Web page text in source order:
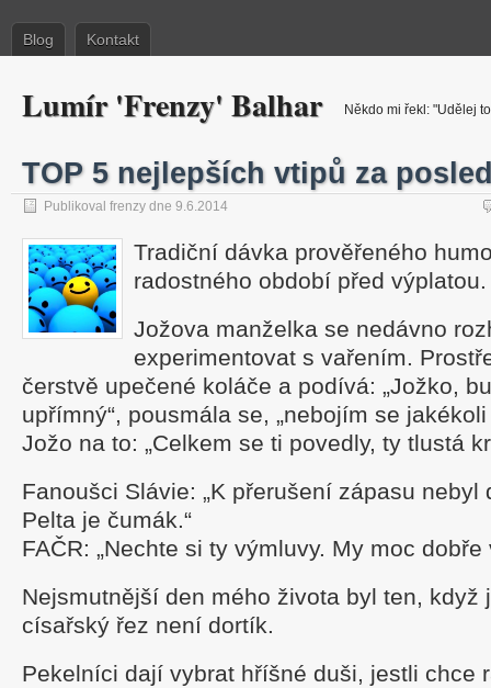
Blog Kontakt
Lumír 'Frenzy' Balhar Někdo mi řekl: "Udělej
TOP 5 nejlepších vtipů za
Publikoval frenzy dne 9.6.2014
Tradiční dávka prověřeného
radostného období před výplatou.
Jožova manželka se nedávno
experimentovat s vařením.
čerstvě upečené koláče a podívá: „Jožko,
upřímný“, pousmála se, „nebojím se jakékoli
Jožo na to: „Celkem se ti povedly, ty tlustá
Fanoušci Slávie: „K přerušení zápasu nebyl
Pelta je čumák.“
FAČR: „Nechte si ty výmluvy. My moc
Nejsmutnější den mého života byl ten, když
císařský řez není dortík.
Pekelníci dají vybrat hříšné duši, jestli chce